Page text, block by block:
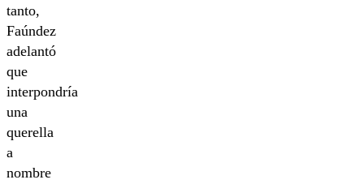
tanto,
Faúndez
adelantó
que
interpondría
una
querella
a
nombre